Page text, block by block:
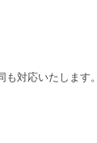
対応いたします